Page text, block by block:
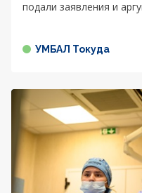
подали заявления и
УМБАЛ Токуда